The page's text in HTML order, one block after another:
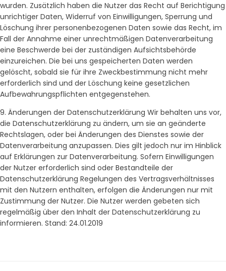
wurden. Zusätzlich haben die Nutzer das Recht auf Berichtigung
unrichtiger Daten, Widerruf von Einwilligungen, Sperrung und
Löschung ihrer personenbezogenen Daten sowie das Recht, im
Fall der Annahme einer unrechtmäßigen Datenverarbeitung
eine Beschwerde bei der zuständigen Aufsichtsbehörde
einzureichen. Die bei uns gespeicherten Daten werden
gelöscht, sobald sie für ihre Zweckbestimmung nicht mehr
erforderlich sind und der Löschung keine gesetzlichen
Aufbewahrungspflichten entgegenstehen.
9. Änderungen der Datenschutzerklärung Wir behalten uns vor,
die Datenschutzerklärung zu ändern, um sie an geänderte
Rechtslagen, oder bei Änderungen des Dienstes sowie der
Datenverarbeitung anzupassen. Dies gilt jedoch nur im Hinblick
auf Erklärungen zur Datenverarbeitung. Sofern Einwilligungen
der Nutzer erforderlich sind oder Bestandteile der
Datenschutzerklärung Regelungen des Vertragsverhältnisses
mit den Nutzern enthalten, erfolgen die Änderungen nur mit
Zustimmung der Nutzer. Die Nutzer werden gebeten sich
regelmäßig über den Inhalt der Datenschutzerklärung zu
informieren. Stand: 24.01.2019